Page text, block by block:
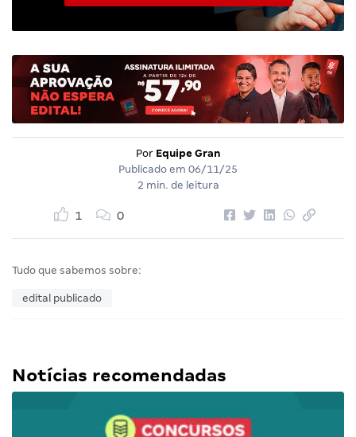
Por Equipe Gran
Publicado em 06/11/25
2 min. de leitura
1 0
Tudo que sabemos sobre:
edital publicado
Notícias recomendadas